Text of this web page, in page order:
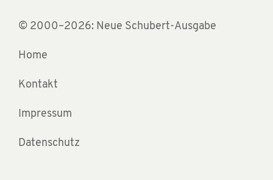
© 2000–2026: Neue Schubert-Ausgabe
Home
Kontakt
Impressum
Datenschutz